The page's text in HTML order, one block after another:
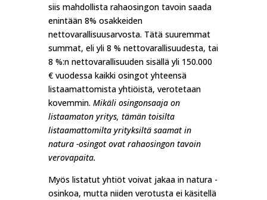
siis mahdollista rahaosingon tavoin saada
enintään 8% osakkeiden
nettovarallisuusarvosta. Tätä suuremmat
summat, eli yli 8 % nettovarallisuudesta, tai
8 %:n nettovarallisuuden sisällä yli 150.000
€ vuodessa kaikki osingot yhteensä
listaamattomista yhtiöistä, verotetaan
kovemmin. Mikäli osingonsaaja on
listaamaton yritys, tämän toisilta
listaamattomilta yrityksiltä saamat in
natura -osingot ovat rahaosingon tavoin
verovapaita.
Myös listatut yhtiöt voivat jakaa in natura -
osinkoa, mutta niiden verotusta ei käsitellä